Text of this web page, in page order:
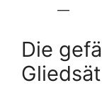
—
Die